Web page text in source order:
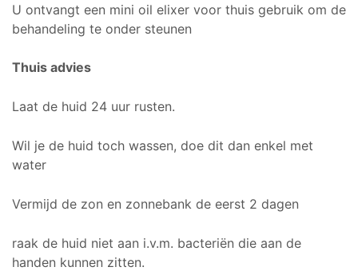
U ontvangt een mini oil elixer voor thuis gebruik om de
behandeling te onder steunen
Thuis advies
Laat de huid 24 uur rusten.
Wil je de huid toch wassen, doe dit dan enkel met
water
Vermijd de zon en zonnebank de eerst 2 dagen
raak de huid niet aan i.v.m. bacteriën die aan de
handen kunnen zitten.